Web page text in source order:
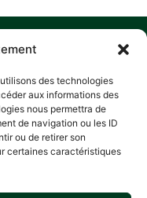
des technologies
aux informations des
nous permettra de
de navigation ou les ID
ou de retirer son
certaines caractéristiques